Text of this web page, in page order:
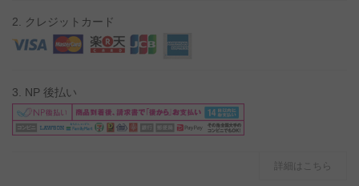
2. クレジットカード
3. NP 後払い
詳細はこちら